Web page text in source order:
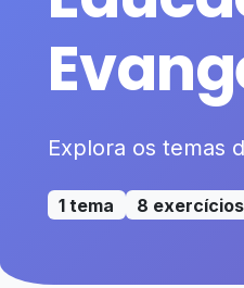
Explora os temas
1 tema 8 exercícios